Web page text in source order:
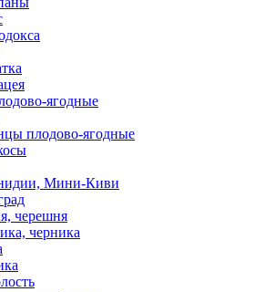
ягодные
плодово-ягодные
Мини-Киви
черешня
черника